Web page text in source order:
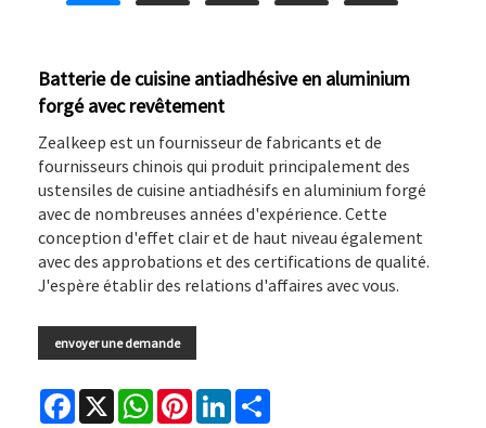
Batterie de cuisine antiadhésive en aluminium
forgé avec revêtement
Zealkeep est un fournisseur de fabricants et de
fournisseurs chinois qui produit principalement des
ustensiles de cuisine antiadhésifs en aluminium forgé
avec de nombreuses années d'expérience. Cette
conception d'effet clair et de haut niveau également
avec des approbations et des certifications de qualité.
J'espère établir des relations d'affaires avec vous.
envoyer une demande
Facebook
X WhatsAppPinterestLinkedIn